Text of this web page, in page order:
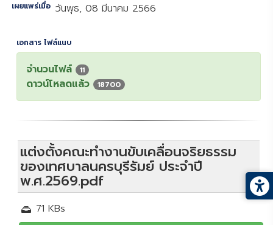
เผยแพร่เมื่อ วันพุธ, 08 มีนาคม 2566
เอกสาร ไฟล์แนบ
จำนวนไฟล์ 11
ดาวน์โหลดแล้ว 18700
แต่งตั้งคณะทำงานขับเคลื่อนจริยธรรม
ของเทศบาลนครบุรีรัมย์ ประจำปี
พ.ศ.2569.pdf
71 KBs